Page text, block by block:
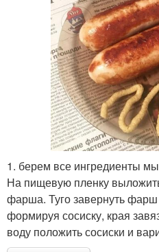
1. берем все ингредиенты
На пищевую пленку
фарша. Туго завернуть фарш
формируя сосиску, края
воду положить сосиски и